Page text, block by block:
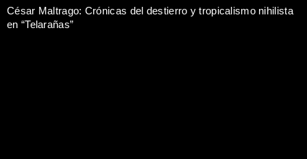
César Maltrago: Crónicas del destierro y tropicalismo nihilista
en “Telarañas”